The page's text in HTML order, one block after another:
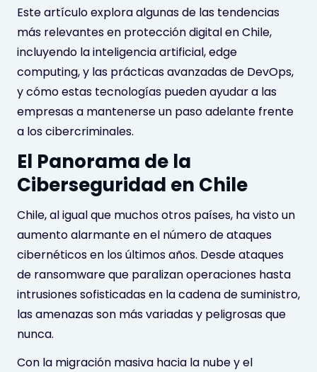
Este artículo explora algunas de las tendencias
más relevantes en protección digital en Chile,
incluyendo la inteligencia artificial, edge
computing, y las prácticas avanzadas de DevOps,
y cómo estas tecnologías pueden ayudar a las
empresas a mantenerse un paso adelante frente
a los cibercriminales.
El Panorama de la
Ciberseguridad en Chile
Chile, al igual que muchos otros países, ha visto un
aumento alarmante en el número de ataques
cibernéticos en los últimos años. Desde ataques
de ransomware que paralizan operaciones hasta
intrusiones sofisticadas en la cadena de suministro,
las amenazas son más variadas y peligrosas que
nunca.
Con la migración masiva hacia la nube y el